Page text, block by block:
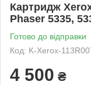
Картридж
Phaser 5335,
Готово до відправки
Код: K-Xerox-
4 500 ₴